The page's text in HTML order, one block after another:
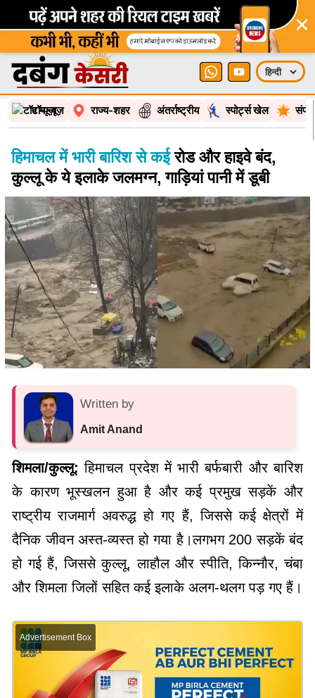
×
टॉप न्यूज़ राज्य-शहर अंतर्राष्ट्रीय स्पोर्ट्स खेल
हिमाचल में भारी बारिश से कईरोड और हाइवे बंद,
कुल्लू के ये इलाके जलमग्न, गाड़ियां पानी में डूबी
Written by
Amit Anand
शिमला/कुल्लू:हिमाचल प्रदेश में भारी बर्फबारी और बारिश
के कारण भूस्खलन हुआ है और कई प्रमुख सड़कें और
राष्ट्रीय राजमार्ग अवरुद्ध हो गए हैं, जिससे कई क्षेत्रों में
दैनिक जीवन अस्त-व्यस्त हो गया है।लगभग 200 सड़कें बंद
हो गई हैं, जिससे कुल्लू, लाहौल और स्पीति, किन्नौर, चंबा
और शिमला जिलों सहित कई इलाके अलग-थलग पड़ गए हैं।
Advertisement Box